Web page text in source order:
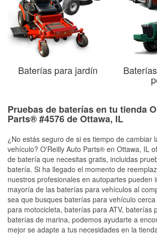
Baterías para jardín
Pruebas de baterías en tu tienda
Parts® #4576 de Ottawa, IL
¿No estás seguro de si es tiempo de cambiar
vehículo? O'Reilly Auto Parts® en Ottawa, IL
de batería que necesitas gratis, incluidas
batería. Si ha llegado el momento de
nuestros profesionales en autopartes pueden
mayoría de las baterías para vehículos al
sea que busques baterías para vehículo
para motocicleta, baterías para ATV, baterías
baterías de marina, podemos ayudarte a
mejor se adapte a tus necesidades en la